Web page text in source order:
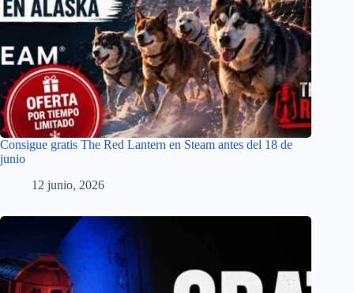
Consigue gratis The Red Lantern en Steam antes del 18 de
junio
12 junio, 2026